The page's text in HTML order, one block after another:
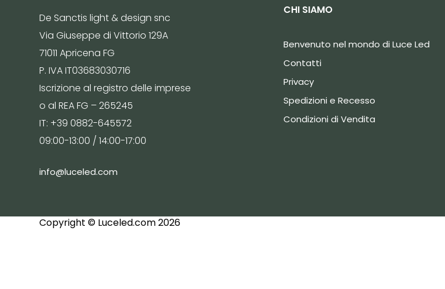
De Sanctis light & design snc
Via Giuseppe di Vittorio 129A
71011 Apricena FG
P. IVA IT03683030716
Iscrizione al registro delle imprese
o al REA FG – 265245
IT: +39 0882-645572
09:00-13:00 / 14:00-17:00
info@luceled.com
CHI SIAMO
Benvenuto nel mondo di Luce Led
Contatti
Privacy
Spedizioni e Recesso
Condizioni di Vendita
Copyright © Luceled.com 2026